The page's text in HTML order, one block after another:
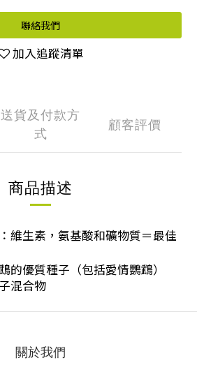
聯絡我們
加入追蹤清單
送貨及付款方
式
顧客評價
商品描述
維生素，氨基酸和礦物質＝最佳
的優質種子（包括愛情鸚鵡）
混合物
關於我們